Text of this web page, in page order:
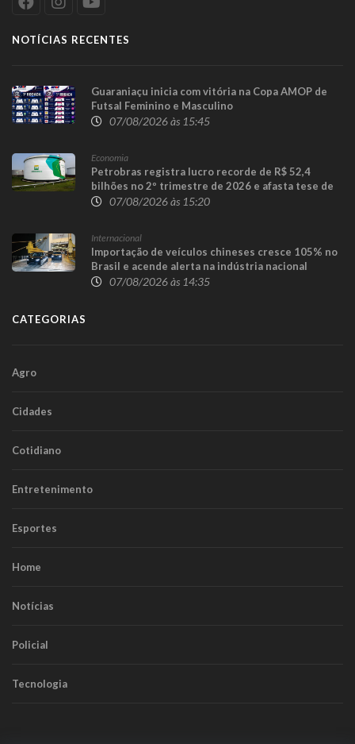
NOTÍCIAS RECENTES
Guaraniaçu inicia com vitória na Copa AMOP de
Futsal Feminino e Masculino
07/08/2026 às 15:45
Economia
Petrobras registra lucro recorde de R$ 52,4
bilhões no 2º trimestre de 2026 e afasta tese de
defasagem nos combustíveis
07/08/2026 às 15:20
Internacional
Importação de veículos chineses cresce 105% no
Brasil e acende alerta na indústria nacional
07/08/2026 às 14:35
CATEGORIAS
Agro
Cidades
Cotidiano
Entretenimento
Esportes
Home
Notícias
Policial
Tecnologia